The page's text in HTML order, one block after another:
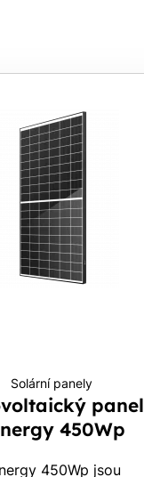
Solární panely
panel
450Wp
450Wp jsou